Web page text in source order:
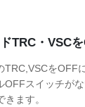
ドTRC・VSC
をOFF
OFFスイッチが
ます。